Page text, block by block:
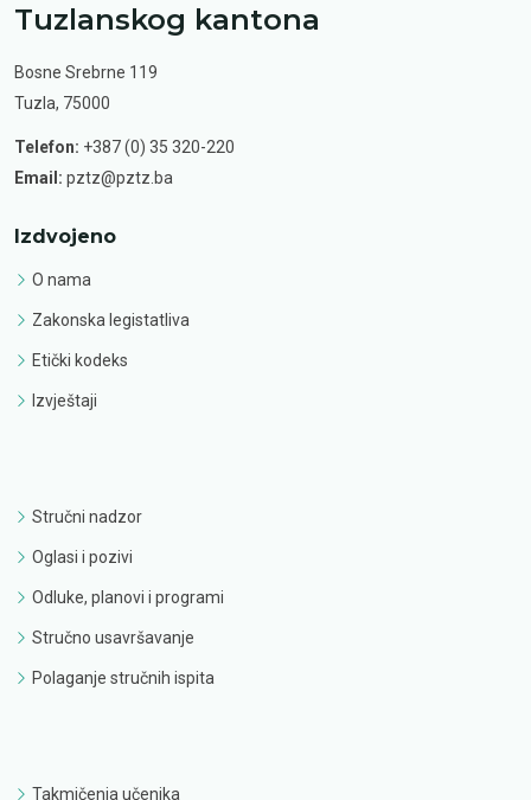
Tuzlanskog kantona
Bosne Srebrne 119
Tuzla, 75000
Telefon: +387 (0) 35 320-220
Email: pztz@pztz.ba
Izdvojeno
O nama
Zakonska legistatliva
Etički kodeks
Izvještaji
Stručni nadzor
Oglasi i pozivi
Odluke, planovi i programi
Stručno usavršavanje
Polaganje stručnih ispita
Takmičenja učenika